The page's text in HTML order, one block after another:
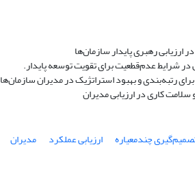
شرایط عدم‌قطعیت برای تقویت توسعه پایدار.
رتبه‌بندی و بهبود استراتژیک در مدیران سازمان‌ها
کاری در ارزیابی مدیران
چندمعیاره ارزیابی عملکرد
مدیران